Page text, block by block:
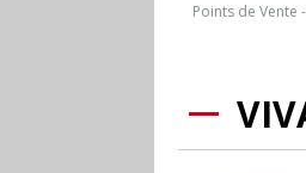
Points de Vente -